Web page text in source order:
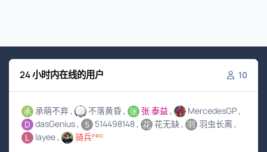
24 小时内在线的用户 10
承萌不弃 不落黄昏 张 泰益
MercedesGP
dasGenius
514498148 花无缺
羽虫长离
layee
骑兵ᴾᴿᴼ